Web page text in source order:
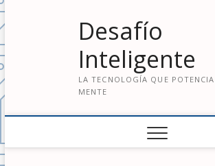
a
t
r
a
l
o
n
Desafío
Inteligente
LA TECNOLOGÍA QUE
MENTE